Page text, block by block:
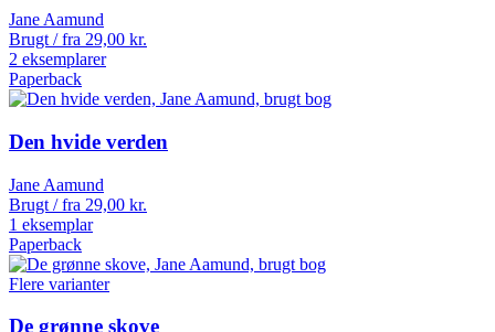
Jane Aamund
Brugt / fra 29,00 kr.
2 eksemplarer
Paperback
Den hvide verden
Jane Aamund
Brugt / fra 29,00 kr.
1 eksemplar
Paperback
Flere varianter
De grønne skove